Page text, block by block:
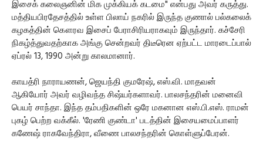
இசைக் கலைஞனின் மிக முக்கியக் கடமை" என்பது அவர் கருத்து.
மத்தியபிரதேசத்தில் உள்ள பிலாய் நகரில் இருந்த குணால் பல்கலைக்
கழகத்தின் கௌரவ இசைப் பேராசிரியராகவும் இருந்தார். கச்சேரி
நிகழ்த்துவதற்காக அங்கு சென்றவர் திடீரென ஏற்பட்ட மாரடைப்பால்
ஏப்ரல் 13, 1990 அன்று காலமானார்.
காயத்ரி நாராயணன், ஜெயந்தி குமரேஷ், எஸ்.வி. மாதவன்
ஆகியோர் அவர் வழிவந்த சிஷ்யர்களாவர். பாலசந்தரின் மனைவி
பெயர் சாந்தா. இந்த தம்பதிகளின் ஒரே மகனான எஸ்.பி.எஸ். ராமன்
புகழ் பெற்ற வக்கீல். 'ரேணி குண்டா' படத்தின் இசையமைப்பாளர்
கணேஷ் ராகவேந்திரா, வீணை பாலசந்தரின் கொள்ளுப்பேரன்.